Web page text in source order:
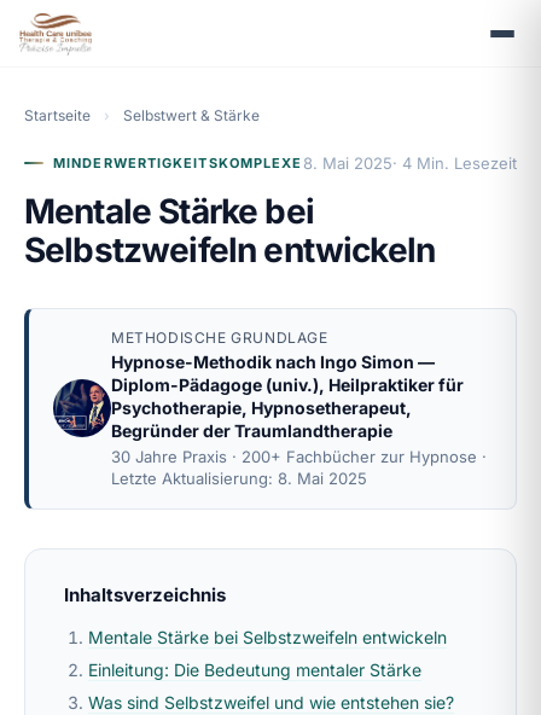
Startseite › Selbstwert & Stärke
MINDERWERTIGKEITSKOMPLEXE 8. Mai 2025· 4 Min. Lesezeit
Mentale Stärke bei
Selbstzweifeln entwickeln
METHODISCHE GRUNDLAGE
Hypnose-Methodik nach Ingo Simon —
Diplom-Pädagoge (univ.), Heilpraktiker für
Psychotherapie, Hypnosetherapeut,
Begründer der Traumlandtherapie
30 Jahre Praxis · 200+ Fachbücher zur Hypnose ·
Letzte Aktualisierung: 8. Mai 2025
Inhaltsverzeichnis
Mentale Stärke bei Selbstzweifeln entwickeln
Einleitung: Die Bedeutung mentaler Stärke
Was sind Selbstzweifel und wie entstehen sie?